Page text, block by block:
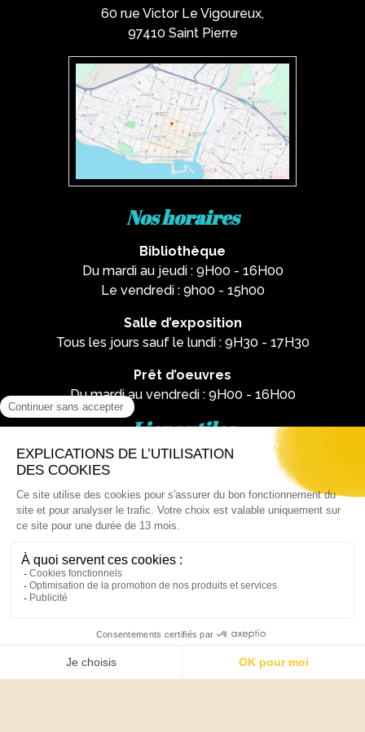
60 rue Victor Le Vigoureux,
97410 Saint Pierre
Nos horaires
Bibliothèque
Du mardi au jeudi : 9H00 - 16H00
Le vendredi : 9h00 - 15h00
Salle d’exposition
Tous les jours sauf le lundi : 9H30 - 17H30
Prêt d’oeuvres
Du mardi au vendredi : 9H00 - 16H00
Liens utiles
Mentions légales
Nous contacter
Via email :